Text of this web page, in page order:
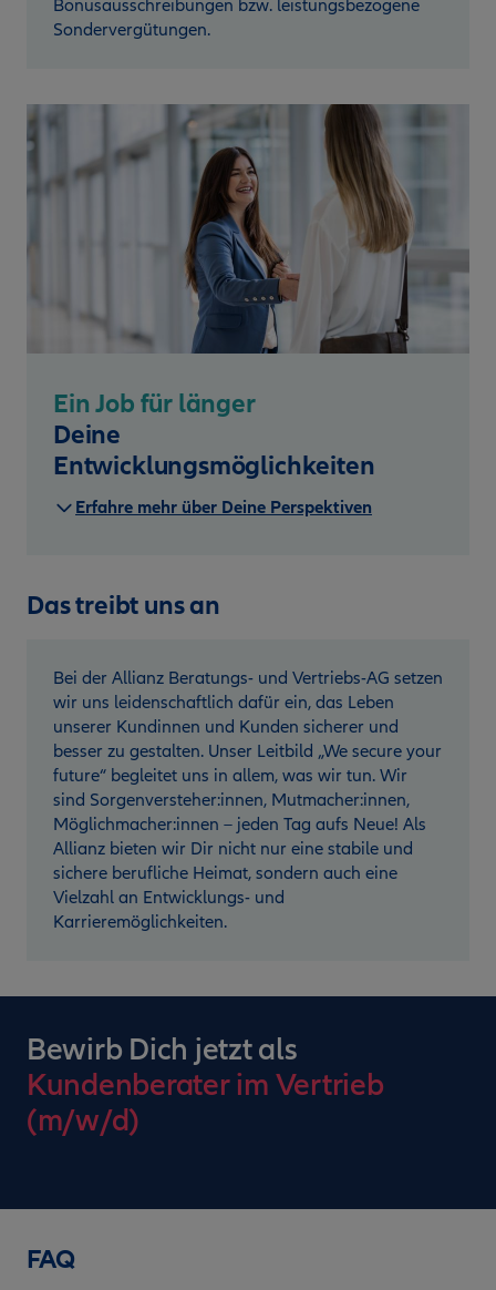
Bonusausschreibungen bzw. leistungsbezogene
Sondervergütungen.
Ein Job für länger
Deine
Entwicklungsmöglichkeiten
Erfahre mehr über Deine Perspektiven
Das treibt uns an
Bei der Allianz Beratungs- und Vertriebs-AG setzen
wir uns leidenschaftlich dafür ein, das Leben
unserer Kundinnen und Kunden sicherer und
besser zu gestalten. Unser Leitbild „We secure your
future“ begleitet uns in allem, was wir tun. Wir
sind Sorgenversteher:innen, Mutmacher:innen,
Möglichmacher:innen – jeden Tag aufs Neue! Als
Allianz bieten wir Dir nicht nur eine stabile und
sichere berufliche Heimat, sondern auch eine
Vielzahl an Entwicklungs- und
Karrieremöglichkeiten.
Bewirb Dich jetzt als
Kundenberater im Vertrieb
(m/w/d)
FAQ